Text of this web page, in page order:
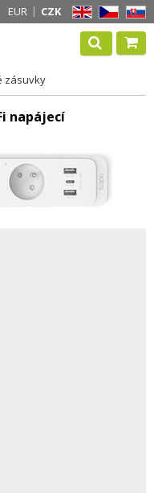
EN CZ SK
EUR CZK
zásuvky
napájecí